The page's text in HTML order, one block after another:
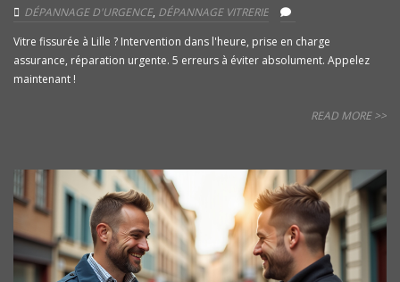
DÉPANNAGE D'URGENCE, DÉPANNAGE VITRERIE
Vitre fissurée à Lille ? Intervention dans l'heure, prise en charge
assurance, réparation urgente. 5 erreurs à éviter absolument. Appelez
maintenant !
READ MORE >>